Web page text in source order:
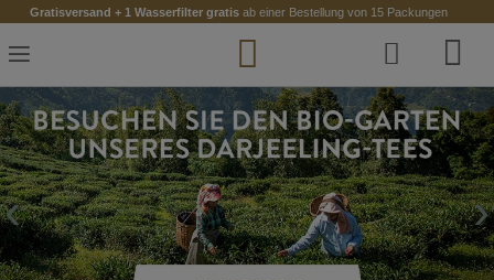
Zum
Inhalt
Gratisversand + 1 Wasserfilter gratis ab einer Bestellung von 15 Packungen
‹ ›